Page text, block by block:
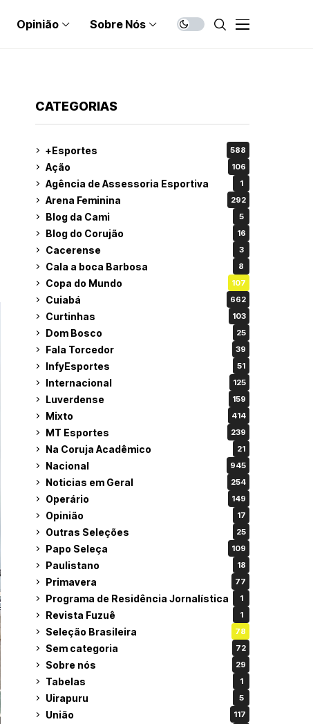
Opinião Sobre Nós
CATEGORIAS
+Esportes 588
Ação 106
Agência de Assessoria Esportiva 1
Arena Feminina 292
Blog da Cami 5
Blog do Corujão 16
Cacerense 3
Cala a boca Barbosa 8
Copa do Mundo 107
Cuiabá 662
Curtinhas 103
Dom Bosco 25
Fala Torcedor 39
InfyEsportes 51
Internacional 125
Luverdense 159
Mixto 414
MT Esportes 239
Na Coruja Acadêmico 21
Nacional 945
Noticias em Geral 254
Operário 149
Opinião 17
Outras Seleções 25
Papo Seleça 109
Paulistano 18
Primavera 77
Programa de Residência Jornalística 1
Revista Fuzuê 1
Seleção Brasileira 78
Sem categoria 72
Sobre nós 29
Tabelas 1
Uirapuru 5
União 117